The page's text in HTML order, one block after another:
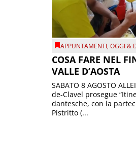
APPUNTAMENTI,OGGI &
COSA FARE NEL
VALLE D’AOSTA
SABATO 8 AGOSTO
de-Clavel prosegue
dantesche, con la
Pistritto (...